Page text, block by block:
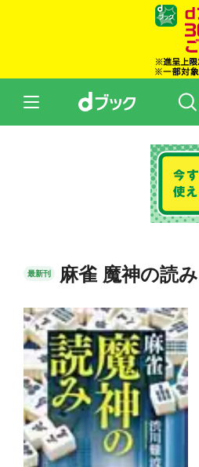
最新刊 麻雀 魔神の読み